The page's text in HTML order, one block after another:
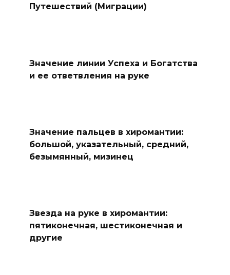
Путешествий (Миграции)
Значение линии Успеха и Богатства
и ее ответвления на руке
Значение пальцев в хиромантии:
большой, указательный, средний,
безымянный, мизинец
Звезда на руке в хиромантии:
пятиконечная, шестиконечная и
другие